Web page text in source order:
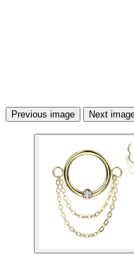
Previous image Next